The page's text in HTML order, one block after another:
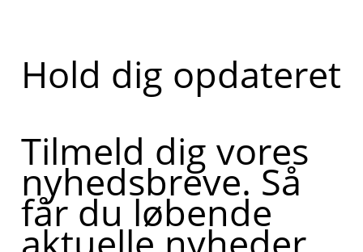
Hold dig opdateret
Tilmeld dig vores
nyhedsbreve. Så
får du løbende